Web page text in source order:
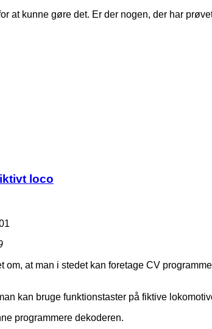
at kunne gøre det. Er der nogen, der har
loco
om, at man i stedet kan foretage CV
kan bruge funktionstaster på fiktive
programmere dekoderen.